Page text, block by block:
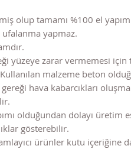
olup tamamı %100 el
yapmaz.
yüzeye zarar vermemesi için
malzeme beton
hava kabarcıkları
olduğundan dolayı üretim
gösterebilir.
ürünler kutu içeriğine